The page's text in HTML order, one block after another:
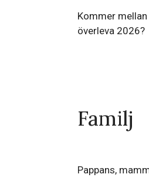
Kommer
överleva 2026?
Familj
Pappans,